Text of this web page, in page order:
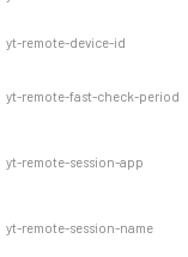
yt-remote-device-id
yt-remote-fast-check-period
yt-remote-session-app
yt-remote-session-name